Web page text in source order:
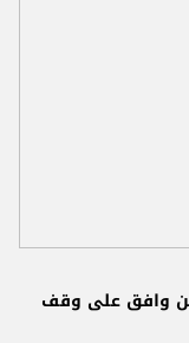
وافق على وقف